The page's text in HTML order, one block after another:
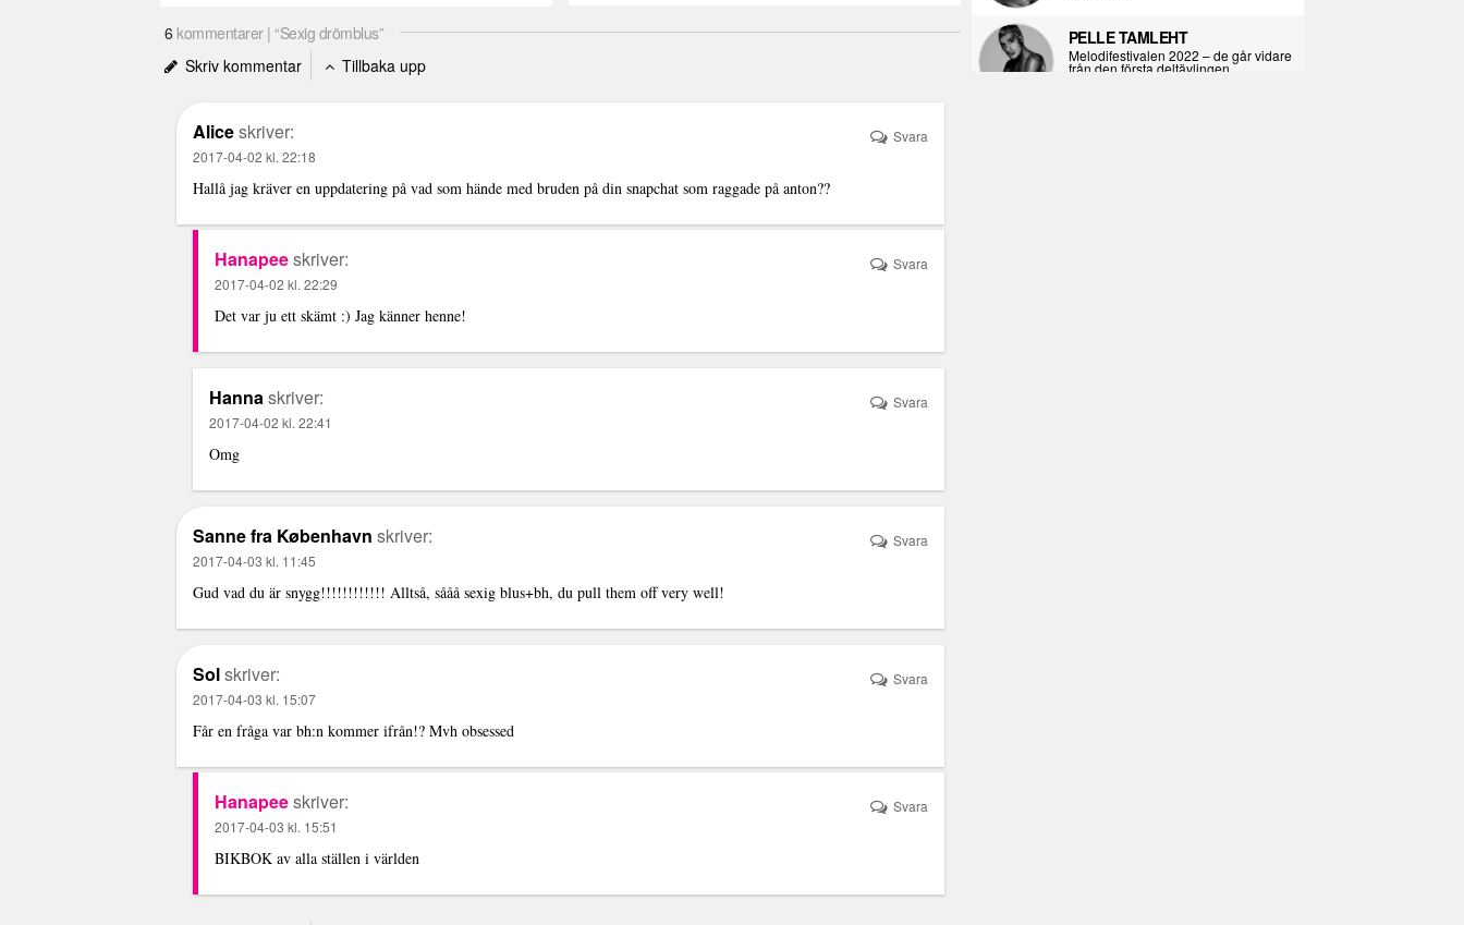
6 kommentarer | “Sexig drömblus”
Skriv kommentar
Tillbaka upp
Aliceskriver:
2017-04-02 kl. 22:18
Hallå jag kräver en uppdatering på vad som hände med bruden på din snapchat som raggade på anton??
Svara
Hanapeeskriver:
2017-04-02 kl. 22:29
Det var ju ett skämt :) Jag känner henne!
Svara
Hanna skriver:
2017-04-02 kl. 22:41
Omg
Svara
Sanne fra København skriver:
2017-04-03 kl. 11:45
Gud vad du är snygg!!!!!!!!!!!! Alltså, sååå sexig blus+bh, du pull them off very well!
Svara
Solskriver:
2017-04-03 kl. 15:07
Får en fråga var bh:n kommer ifrån!? Mvh obsessed
Svara
Hanapeeskriver:
2017-04-03 kl. 15:51
BIKBOK av alla ställen i världen
Svara
PELLE TAMLEHT
Melodifestivalen 2022 – de går vidare
från den första deltävlingen